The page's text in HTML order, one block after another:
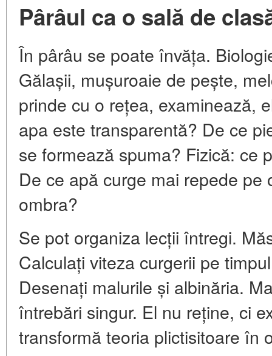
Pârâul ca o sală de
În pârâu se poate învăța.
Gălașii, mușuroaie de pește,
prinde cu o rețea, examinează,
apa este transparentă? De ce
se formează spuma? Fizică: ce
De ce apă curge mai repede
ombra?
Se pot organiza lecții întregi.
Calculați viteza curgerii pe
Desenați malurile și albinăria.
întrebări singur. El nu reține, ci
transformă teoria plictisitoare în